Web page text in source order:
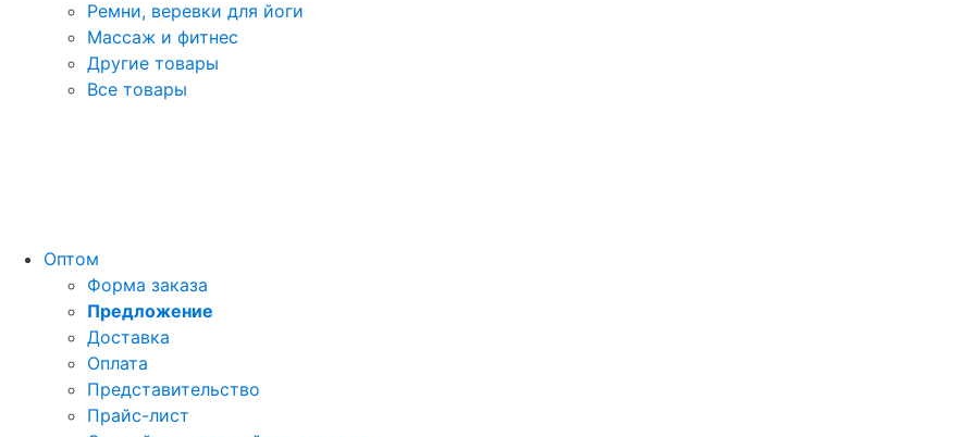
Ремни, веревки для йоги
Массаж и фитнес
Другие товары
Все товары
Оптом
Форма заказа
Предложение
Доставка
Оплата
Представительство
Прайс-лист